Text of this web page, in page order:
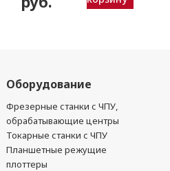
Оборудование
Фрезерные станки с ЧПУ,
обрабатывающие центры
Токарные станки с ЧПУ
Планшетные режущие
плоттеры